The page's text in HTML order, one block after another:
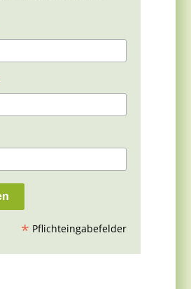
* Pflichteingabefelder